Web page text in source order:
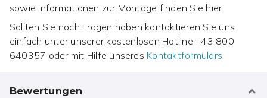
sowie Informationen zur Montage finden Sie hier.
Sollten Sie noch Fragen haben kontaktieren Sie uns
einfach unter unserer kostenlosen Hotline+43 800
640357 oder mit Hilfe unseres Kontaktformulars.
Bewertungen